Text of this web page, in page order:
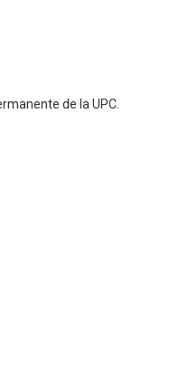
de la UPC.